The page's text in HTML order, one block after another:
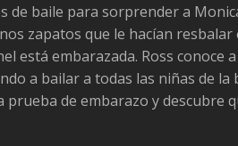
de baile para sorprender a
zapatos que le hacían
está embarazada. Ross conoce
a bailar a todas las niñas de la
prueba de embarazo y descubre